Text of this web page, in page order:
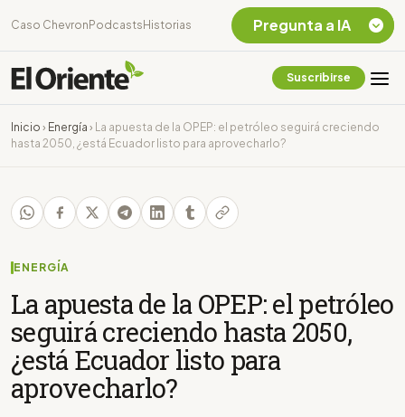
Caso Chevron Podcasts Historias
Suscribirse
Inicio › Energía ›
La apuesta de la OPEP: el petróleo seguirá creciendo
hasta 2050, ¿está Ecuador listo para aprovecharlo?
ENERGÍA
La apuesta de la OPEP: el petróleo
seguirá creciendo hasta 2050,
¿está Ecuador listo para
aprovecharlo?
Pregunta a IA
Chevron Ecuador